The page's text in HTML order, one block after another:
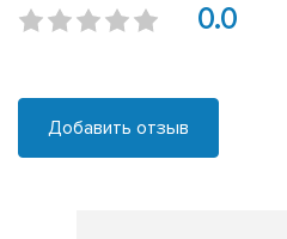
0.0
Добавить отзыв